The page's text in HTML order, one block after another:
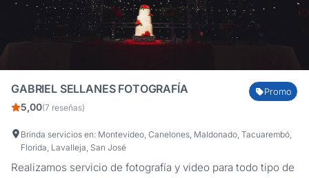
GABRIEL SELLANES FOTOGRAFÍA
5,00(7 reseñas)
Promo
Brinda servicios en: Montevideo, Canelones, Maldonado, Tacuarembó,
Florida, Lavalleja, San José
Realizamos servicio de fotografía y video para todo tipo de